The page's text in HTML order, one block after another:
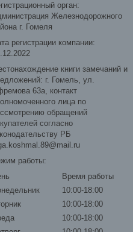
орган:
Железнодорожного
г. Гомеля
регистрации компании:
книги замечаний и
г. Гомель, ул.
63а, контакт
лица по
обращений
согласно
РБ
работы:
Время работы
10:00-18:00
10:00-18:00
10:00-18:00